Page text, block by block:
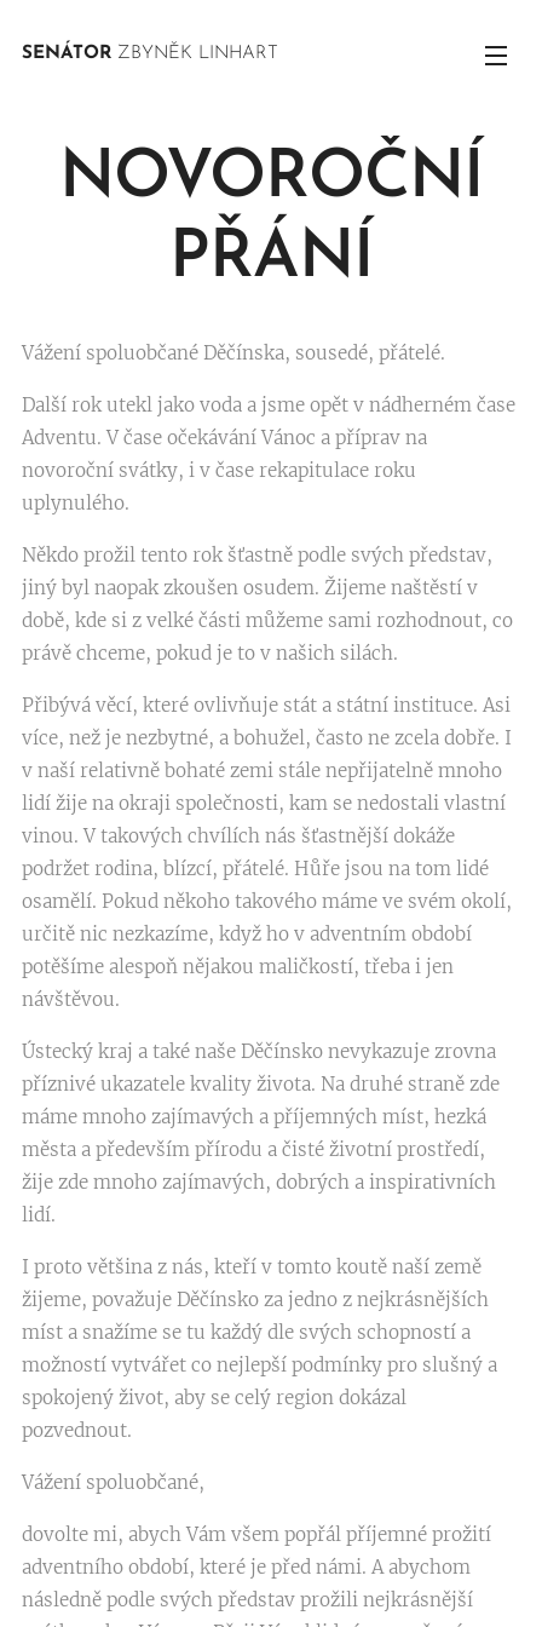
SENÁTOR ZBYNĚK LINHART
NOVOROČNÍ
PŘÁNÍ
Vážení spoluobčané Děčínska, sousedé, přátelé.
Další rok utekl jako voda a jsme opět v nádherném čase
Adventu. V čase očekávání Vánoc a příprav na
novoroční svátky, i v čase rekapitulace roku
uplynulého.
Někdo prožil tento rok šťastně podle svých představ,
jiný byl naopak zkoušen osudem. Žijeme naštěstí v
době, kde si z velké části můžeme sami rozhodnout, co
právě chceme, pokud je to v našich silách.
Přibývá věcí, které ovlivňuje stát a státní instituce. Asi
více, než je nezbytné, a bohužel, často ne zcela dobře. I
v naší relativně bohaté zemi stále nepřijatelně mnoho
lidí žije na okraji společnosti, kam se nedostali vlastní
vinou. V takových chvílích nás šťastnější dokáže
podržet rodina, blízcí, přátelé. Hůře jsou na tom lidé
osamělí. Pokud někoho takového máme ve svém okolí,
určitě nic nezkazíme, když ho v adventním období
potěšíme alespoň nějakou maličkostí, třeba i jen
návštěvou.
Ústecký kraj a také naše Děčínsko nevykazuje zrovna
příznivé ukazatele kvality života. Na druhé straně zde
máme mnoho zajímavých a příjemných míst, hezká
města a především přírodu a čisté životní prostředí,
žije zde mnoho zajímavých, dobrých a inspirativních
lidí.
I proto většina z nás, kteří v tomto koutě naší země
žijeme, považuje Děčínsko za jedno z nejkrásnějších
míst a snažíme se tu každý dle svých schopností a
možností vytvářet co nejlepší podmínky pro slušný a
spokojený život, aby se celý region dokázal
pozvednout.
Vážení spoluobčané,
dovolte mi, abych Vám všem popřál příjemné prožití
adventního období, které je před námi. A abychom
následně podle svých představ prožili nejkrásnější